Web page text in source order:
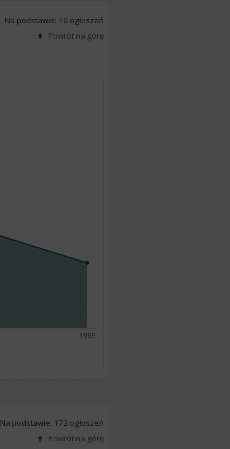
Na podstawie: 16 ogłoszeń
Powrót na górę
Na podstawie: 173 ogłoszeń
Powrót na górę